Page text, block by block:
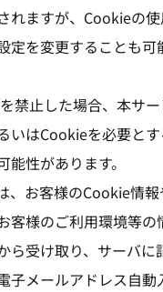
れますが、Cookieの
定を変更することも可
禁止した場合、本サ
いはCookieを必要と
能性があります。
、お客様のCookie情
客様のご利用環境等
ら受け取り、サーバに
子メールアドレス自